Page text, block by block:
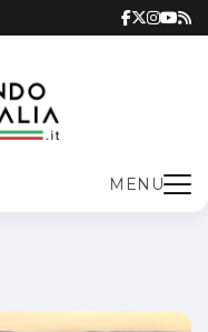
MENU